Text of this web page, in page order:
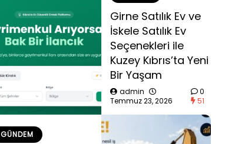
Girne Satılık Ev ve
İskele Satılık Ev
Seçenekleri ile
Kuzey Kıbrıs’ta Yeni
Bir Yaşam
admin
Temmuz 23, 2026
0
51
GÜNDEM